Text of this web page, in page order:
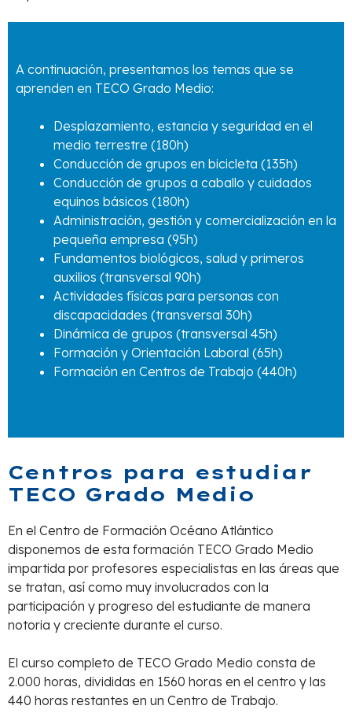
A continuación, presentamos los temas que se
aprenden en TECO Grado Medio:
Desplazamiento, estancia y seguridad en el
medio terrestre (180h)
Conducción de grupos en bicicleta (135h)
Conducción de grupos a caballo y cuidados
equinos básicos (180h)
Administración, gestión y comercialización en la
pequeña empresa (95h)
Fundamentos biológicos, salud y primeros
auxilios (transversal 90h)
Actividades físicas para personas con
discapacidades (transversal 30h)
Dinámica de grupos (transversal 45h)
Formación y Orientación Laboral (65h)
Formación en Centros de Trabajo (440h)
Centros para estudiar
TECO Grado Medio
En el Centro de Formación Océano Atlántico
disponemos de esta formación TECO Grado Medio
impartida por profesores especialistas en las áreas que
se tratan, así como muy involucrados con la
participación y progreso del estudiante de manera
notoria y creciente durante el curso.
El curso completo de TECO Grado Medio consta de
2.000 horas, divididas en 1560 horas en el centro y las
440 horas restantes en un Centro de Trabajo.